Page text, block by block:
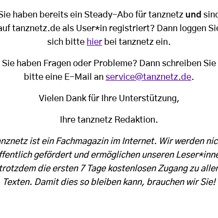
haben bereits ein Steady-Abo für tanznetz und
tanznetz.de als User*in registriert? Dann loggen
sich bitte hier bei tanznetz ein.
Sie haben Fragen oder Probleme? Dann schreiben Sie
bitte eine E-Mail an service@tanznetz.de.
Vielen Dank für Ihre Unterstützung,
Ihre tanznetz Redaktion.
ist ein Fachmagazin im Internet. Wir werden
gefördert und ermöglichen unseren
die ersten 7 Tage kostenlosen Zugang zu
Texten. Damit dies so bleiben kann, brauchen wir Sie!